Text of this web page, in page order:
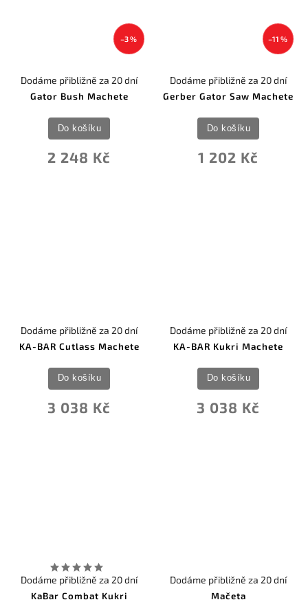
–3 %
Gator Bush Machete
Dodáme přibližně za 20 dní
2 248 Kč
Do košíku
–11 %
Gerber Gator Saw Machete
Dodáme přibližně za 20 dní
1 202 Kč
Do košíku
KA-BAR Cutlass Machete
Dodáme přibližně za 20 dní
3 038 Kč
Do košíku
KA-BAR Kukri Machete
Dodáme přibližně za 20 dní
3 038 Kč
Do košíku
KaBar Combat Kukri
Dodáme přibližně za 20 dní
Mačeta
Dodáme přibližně za 20 dní